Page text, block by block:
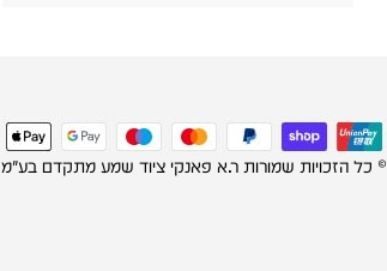
© כל הזכויות שמורות ר.א פאנקי ציוד שמע מתקדם בע"מ